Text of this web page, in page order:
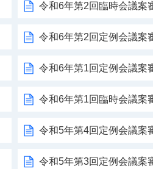
令和6年第2回臨時会議案
令和6年第2回定例会議案
令和6年第1回定例会議案
令和6年第1回臨時会議案
令和5年第4回定例会議案
令和5年第3回定例会議案